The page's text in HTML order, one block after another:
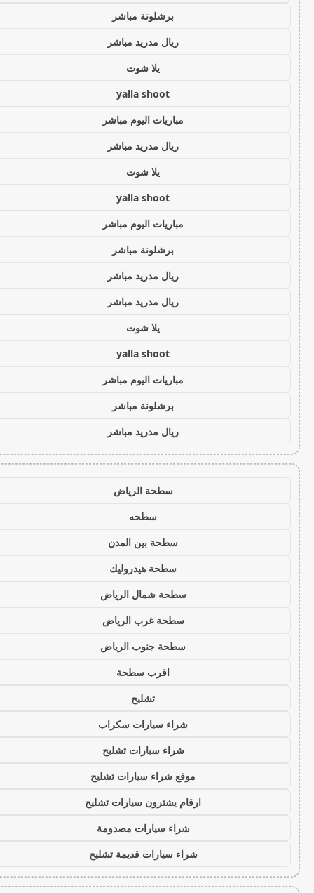
برشلونة مباشر
ريال مدريد مباشر
يلا شوت
yalla shoot
مباريات اليوم مباشر
ريال مدريد مباشر
يلا شوت
yalla shoot
مباريات اليوم مباشر
برشلونة مباشر
ريال مدريد مباشر
ريال مدريد مباشر
يلا شوت
yalla shoot
مباريات اليوم مباشر
برشلونة مباشر
ريال مدريد مباشر
سطحة الرياض
سطحه
سطحة بين المدن
سطحة هيدروليك
سطحة شمال الرياض
سطحة غرب الرياض
سطحة جنوب الرياض
اقرب سطحة
تشليح
شراء سيارات سكراب
شراء سيارات تشليح
موقع شراء سيارات تشليح
ارقام يشترون سيارات تشليح
شراء سيارات مصدومة
شراء سيارات قديمة تشليح